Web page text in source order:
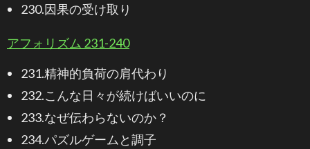
230.因果の受け取り
アフォリズム 231-240
231.精神的負荷の肩代わり
232.こんな日々が続けばいいのに
233.なぜ伝わらないのか？
234.パズルゲームと調子